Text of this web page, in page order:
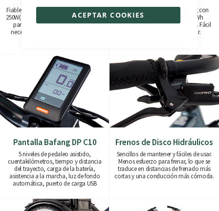
ACEPTAR COOKIES
Fiable, eficiente y potente. Versiones de
250W(45Nm) y 500W(80Nm) disponibles
para proporcionarte la asistencia
necesaria para una conducción sin
Fabricada con celdas Samsung con
capacidades que van de 370Wh
(36V/10Ah) a 1100Wh (36V/30Ah). Fácil
de quitar o cargar en el lugar.
Pantalla Bafang DP C10
5 niveles de pedaleo asistido,
cuentakilómetros, tiempo y distancia
del trayecto, carga de la batería,
asistencia a la marcha, luz de fondo
automática, puerto de carga USB
Frenos de Disco Hidráulicos
Sencillos de mantener y fáciles de usar.
Menos esfuerzo para frenar, lo que se
traduce en distancias de frenado más
cortas y una conducción más cómoda.